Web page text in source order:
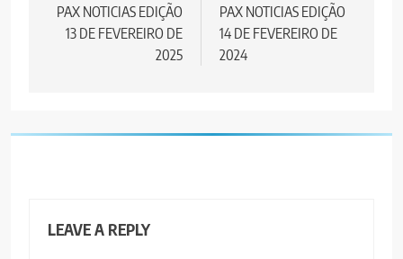
navigation
PAX NOTICIAS EDIÇÃO
13 DE FEVEREIRO DE
2025
PAX NOTICIAS EDIÇÃO
14 DE FEVEREIRO DE
2024
LEAVE A REPLY